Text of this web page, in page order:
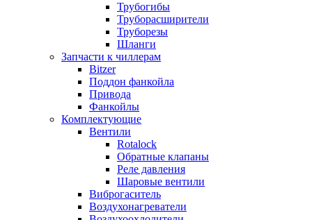
Трубогибы
Труборасширители
Труборезы
Шланги
Запчасти к чиллерам
Bitzer
Поддон фанкойла
Привода
Фанкойлы
Комплектующие
Вентили
Rotalock
Обратные клапаны
Реле давления
Шаровые вентили
Виброгаситель
Воздухонагреватели